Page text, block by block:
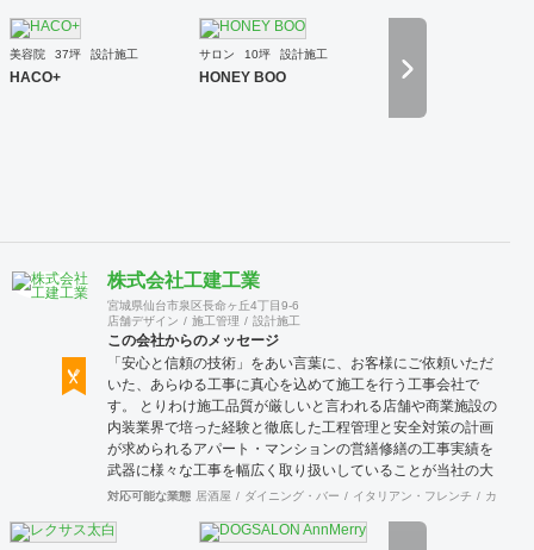
工案件、設計＋造作物の案件、施工案件、造作物制作など、
多様な請負形態が可能です。工場では金属を中心にさまざま
な素材を用いた制作が可能で、例えば通常デザイン性とは無
とも可能です。 GRIDFRAME とりかえのきかない空間
美容院 37坪 設計施工
HACO+
サロン 10坪 設計施工
HONEY BOO
株式会社工建工業
宮城県仙台市泉区長命ヶ丘4丁目9-6
店舗デザイン
施工管理 設計施工
この会社からのメッセージ
「安心と信頼の技術」をあい言葉に、お客様にご依頼いただ
いた、あらゆる工事に真心を込めて施工を行う工事会社で
す。 とりわけ施工品質が厳しいと言われる店舗や商業施設の
内装業界で培った経験と徹底した工程管理と安全対策の計画
が求められるアパート・マンションの営繕修繕の工事実績を
武器に様々な工事を幅広く取り扱いしていることが当社の大
きな特徴です。
対応可能な業態 居酒屋 ダイニング・バー イタリアン・フレンチ カフェ